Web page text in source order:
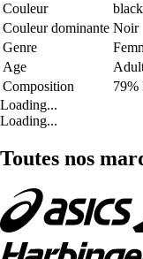
Couleur
Couleur dominante Noir
Genre
Age
Composition
79%
Loading...
Loading...
Toutes nos